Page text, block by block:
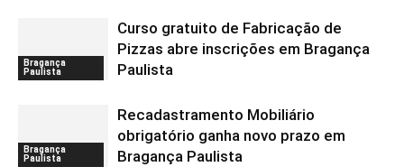
Bragança
Paulista
Curso gratuito de Fabricação de
Pizzas abre inscrições em Bragança
Paulista
Bragança
Paulista
Recadastramento Mobiliário
obrigatório ganha novo prazo em
Bragança Paulista